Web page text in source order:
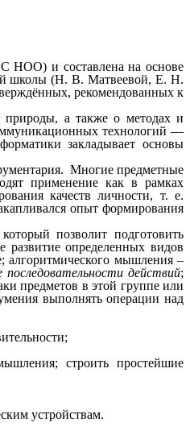
НОО) и составлена на основе
школы (Н. В. Матвеевой, Е. Н.
рекомендованных к
природы, а также о методах и
технологий —
закладывает основы
Многие предметные
применение как в рамках
качеств личности, т. е.
опыт формирования
позволит подготовить
определенных видов
алгоритмического мышления –
последовательности действий;
предметов в этой группе или
выполнять операции над
строить простейшие
устройствам.